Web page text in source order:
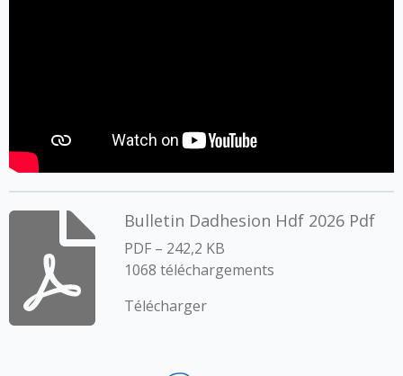
Bulletin Dadhesion Hdf 2026 Pdf
PDF – 242,2 KB
1068 téléchargements
Télécharger